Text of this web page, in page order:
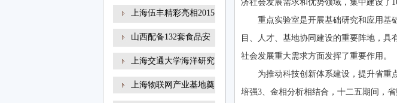
上海伍丰精彩亮相2015
山西配备132套食品安
上海交通大学海洋研究
上海物联网产业基地奠
济社会发展需求和优势领域，集中建设了
重点实验室是开展基础研究和应用基
目、人才、基地协同建设的重要阵地，
社会发展重大需求方面发挥了重要作用。
为推动科技创新体系建设，提升省重
培强3、金相分析相结合，十二五期间，